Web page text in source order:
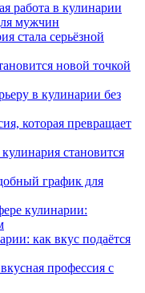
работа в кулинарии
мужчин
стала серьёзной
новой точкой
в кулинарии без
которая превращает
становится
график для
кулинарии:
как вкус подаётся
профессия с